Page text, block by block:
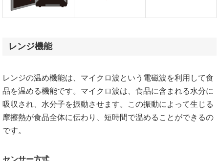
レンジ機能
レンジの温め機能は、マイクロ波という電磁波を利用して食
品を温める機能です。マイクロ波は、食品に含まれる水分に
吸収され、水分子を振動させます。この振動によって生じる
摩擦熱が食品全体に伝わり、短時間で温めることができるの
です。